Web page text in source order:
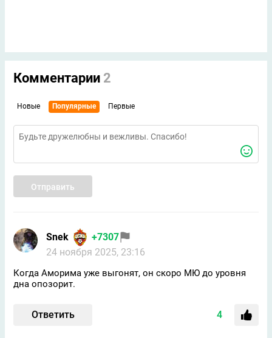
Комментарии 2
Новые Популярные Первые
Отправить
Snek
+7307
24 ноября 2025, 23:16
Когда Аморима уже выгонят, он скоро МЮ до уровня
дна опозорит.
Ответить 4